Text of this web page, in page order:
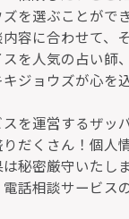
を選ぶことがで
容に合わせて、
を人気の占い師
ジョウズが心を
を運営するザッ
だくさん！個人
秘密厳守いたし
話相談サービス